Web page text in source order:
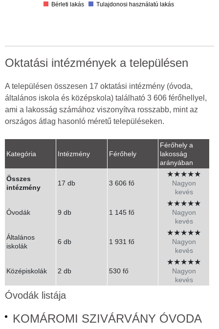
Bérleti lakás Tulajdonosi használatú lakás
Oktatási intézmények a településen
A településen összesen 17 oktatási intézmény (óvoda,
általános iskola és középskola) található 3 606 férőhellyel,
ami a lakosság számához viszonyítva rosszabb, mint az
országos átlag hasonló méretű településeken.
Kategória Intézmény Férőhely
Férőhely a
lakosság
arányában
Összes
intézmény
17 db 3 606 fő
★
★
★
★
★
Nagyon
kevés
Óvodák 9 db 1 145 fő
★
★
★
★
★
Nagyon
kevés
Általános
iskolák
6 db 1 931 fő
★
★
★
★
★
Nagyon
kevés
Középiskolák 2 db 530 fő
★
★
★
★
★
Nagyon
kevés
Óvodák listája
KOMÁROMI SZIVÁRVÁNY ÓVODA